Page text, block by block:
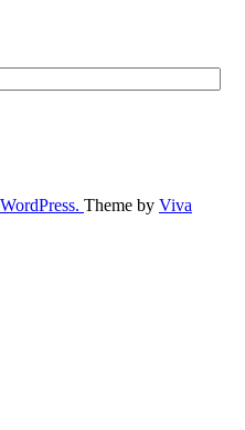
Theme by Viva